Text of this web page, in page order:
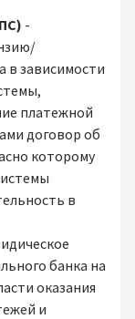
-
в зависимости
платежной
договор об
которому
в
банка на
оказания
и